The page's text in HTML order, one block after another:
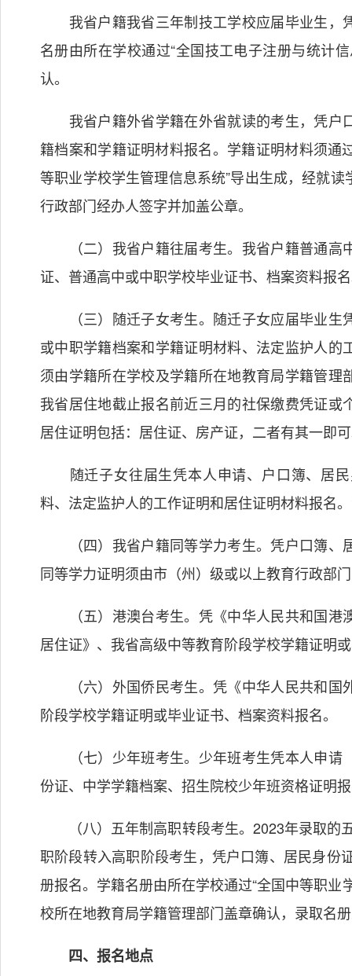
我省户籍我省三年制技工学校应届毕业生，
名册由所在学校通过“全国技工电子注册与统计
认。
我省户籍外省学籍在外省就读的考生，凭户
籍档案和学籍证明材料报名。学籍证明材料须通
等职业学校学生管理信息系统”导出生成，经就
行政部门经办人签字并加盖公章。
（二）我省户籍往届考生。我省户籍普通高
证、普通高中或中职学校毕业证书、档案资料报
（三）随迁子女考生。随迁子女应届毕业生
或中职学籍档案和学籍证明材料、法定监护人
须由学籍所在学校及学籍所在地教育局学籍管
我省居住地截止报名前近三月的社保缴费凭证
居住证明包括：居住证、房产证，二者有其一即
随迁子女往届生凭本人申请、户口簿、居民
料、法定监护人的工作证明和居住证明材料报名
（四）我省户籍同等学力考生。凭户口簿、
同等学力证明须由市（州）级或以上教育行政部
（五）港澳台考生。凭《中华人民共和国港
居住证》、我省高级中等教育阶段学校学籍证明
（六）外国侨民考生。凭《中华人民共和国
阶段学校学籍证明或毕业证书、档案资料报名。
（七）少年班考生。少年班考生凭本人申请
份证、中学学籍档案、招生院校少年班资格证明
（八）五年制高职转段考生。2023年录取的
职阶段转入高职阶段考生，凭户口簿、居民身份
册报名。学籍名册由所在学校通过“全国中等职
校所在地教育局学籍管理部门盖章确认，录取名
四、报名地点